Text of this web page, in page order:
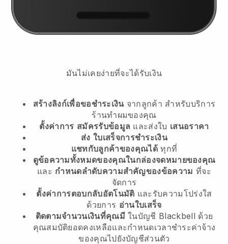
มันไม่เคยง่ายที่จะได้รับเงิน
สร้างลิงก์เพื่อขอชำระเงินจากลูกค้า สำหรับบริการ
ร้านทำผมของคุณ
ตั้งค่าการ สมัครรับข้อมูล และส่งใบ เสนอราคา
ส่ง ใบเสร็จการชำระเงิน
แชทกับลูกค้าของคุณได้ทุกที่
ดูข้อความทั้งหมดของคุณในกล่องจดหมายของคุณ
และ กำหนดลำดับความสำคัญของข้อความ ที่จะ
จัดการ
ตั้งค่าการตอบกลับอัตโนมัติ และรับความโปร่งใส
ด้วยการ อ่านใบเสร็จ
ติดตามจำนวนเงินที่คุณมีในบัญชี Blackbell ด้วย
คุณสมบัติยอดคงเหลือและกำหนดเวลาชำระค่าจ้าง
ของคุณไปยังบัญชีส่วนตัว